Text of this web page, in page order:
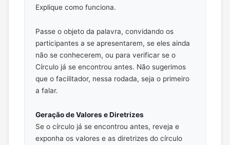
Explique como funciona.
Passe o objeto da palavra, convidando os
participantes a se apresentarem, se eles ainda
não se conhecerem, ou para verificar se o
Círculo já se encontrou antes. Não sugerimos
que o facilitador, nessa rodada, seja o primeiro
a falar.
Geração de Valores e Diretrizes
Se o círculo já se encontrou antes, reveja e
exponha os valores e as diretrizes do círculo